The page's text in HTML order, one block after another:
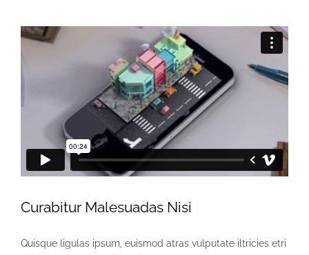
Curabitur Malesuadas Nisi
Quisque ligulas ipsum, euismod atras vulputate iltricies etri